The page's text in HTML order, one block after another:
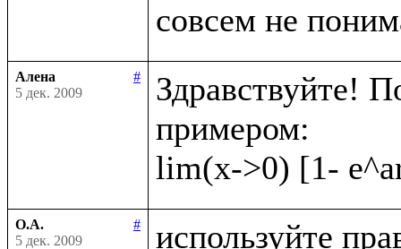
Алена
#
5 дек. 2009
Здравствуйте!
примером:
О.А.
#
5 дек. 2009